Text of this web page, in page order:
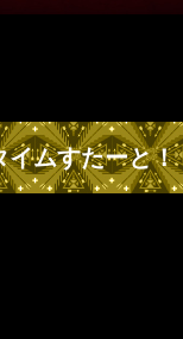
イムすたーと！